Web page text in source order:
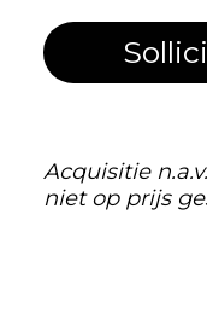
Acquisitie
niet op prijs